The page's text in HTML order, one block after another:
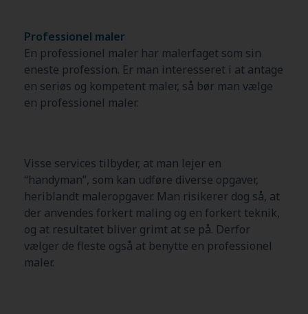
Professionel maler
En professionel maler har malerfaget som sin
eneste profession. Er man interesseret i at antage
en seriøs og kompetent maler, så bør man vælge
en professionel maler.
Visse services tilbyder, at man lejer en
“handyman”, som kan udføre diverse opgaver,
heriblandt maleropgaver. Man risikerer dog så, at
der anvendes forkert maling og en forkert teknik,
og at resultatet bliver grimt at se på. Derfor
vælger de fleste også at benytte en professionel
maler.